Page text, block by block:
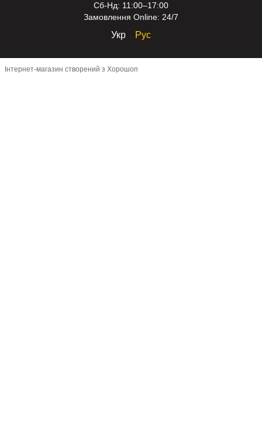
Сб-Нд: 11:00–17:00
Замовлення Online: 24/7
Укр Рус
Інтернет-магазин створений з Хорошоп